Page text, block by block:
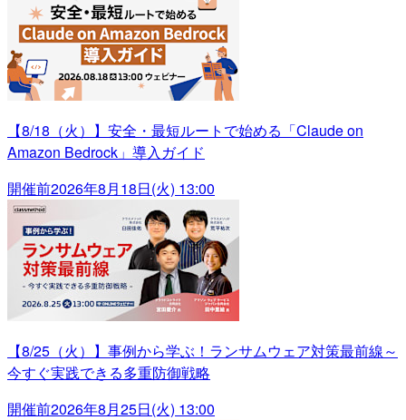
【8/18（火）】安全・最短ルートで始める「Claude on
Amazon Bedrock」導入ガイド
開催前2026年8月18日(火) 13:00
【8/25（火）】事例から学ぶ！ランサムウェア対策最前線～
今すぐ実践できる多重防御戦略
開催前2026年8月25日(火) 13:00